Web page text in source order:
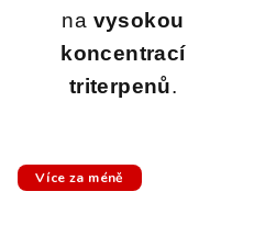
na vysokou
koncentrací
triterpenů.
Více za méně